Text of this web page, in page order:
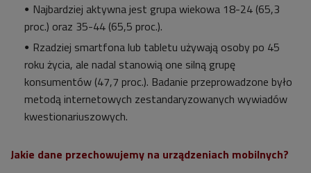
Najbardziej aktywna jest grupa wiekowa 18-24 (65,3
proc.) oraz 35-44 (65,5 proc.).
Rzadziej smartfona lub tabletu używają osoby po 45
roku życia, ale nadal stanowią one silną grupę
konsumentów (47,7 proc.). Badanie przeprowadzone było
metodą internetowych zestandaryzowanych wywiadów
kwestionariuszowych.
Jakie dane przechowujemy na urządzeniach mobilnych?